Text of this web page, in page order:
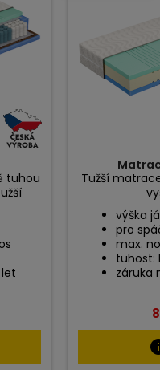
tuhou
Tužší
výška
pro
max.
tuhost:
záruka